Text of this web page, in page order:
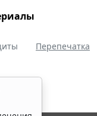
Перепечатка